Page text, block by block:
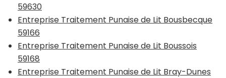
59630
Entreprise Traitement Punaise de Lit Bousbecque
59166
Entreprise Traitement Punaise de Lit Boussois
59168
Entreprise Traitement Punaise de Lit Bray-Dunes